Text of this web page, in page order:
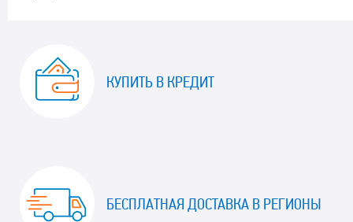
КУПИТЬ В КРЕДИТ
БЕСПЛАТНАЯ ДОСТАВКА В РЕГИОНЫ